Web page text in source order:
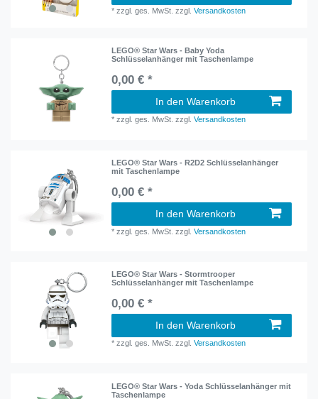
*zzgl. ges. MwSt. zzgl.Versandkosten
LEGO® Star Wars - Baby Yoda
Schlüsselanhänger mit Taschenlampe
0,00 € *
In den Warenkorb
*zzgl. ges. MwSt. zzgl.Versandkosten
LEGO® Star Wars - R2D2 Schlüsselanhänger
mit Taschenlampe
0,00 € *
In den Warenkorb
*zzgl. ges. MwSt. zzgl.Versandkosten
LEGO® Star Wars - Stormtrooper
Schlüsselanhänger mit Taschenlampe
0,00 € *
In den Warenkorb
*zzgl. ges. MwSt. zzgl.Versandkosten
LEGO® Star Wars - Yoda Schlüsselanhänger mit
Taschenlampe